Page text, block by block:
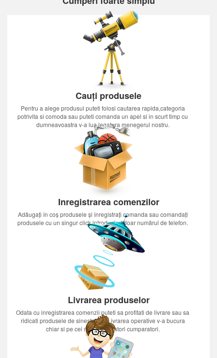
Cauți produsele
Pentru a alege produsul puteti folosi cautarea rapida,categoria
potrivita si comoda sau puteti comanda un apel si in scurt timp cu
dumneavoastra v-a lua legatura menegerul nostru.
Inregistrarea comenzilor
Adăugați în coș produsele și înregistrați comanda sau comandați
produsele cu un singur click introducînd doar numărul de telefon.
Livrarea produselor
Odata cu inregistrarea comenzii puteti sa profitati de livrare sau sa
ridicati produsele de sinestatator.Livrarea operative v-a bucura
chiar si pe cei mai nerabdatori cumparatori.